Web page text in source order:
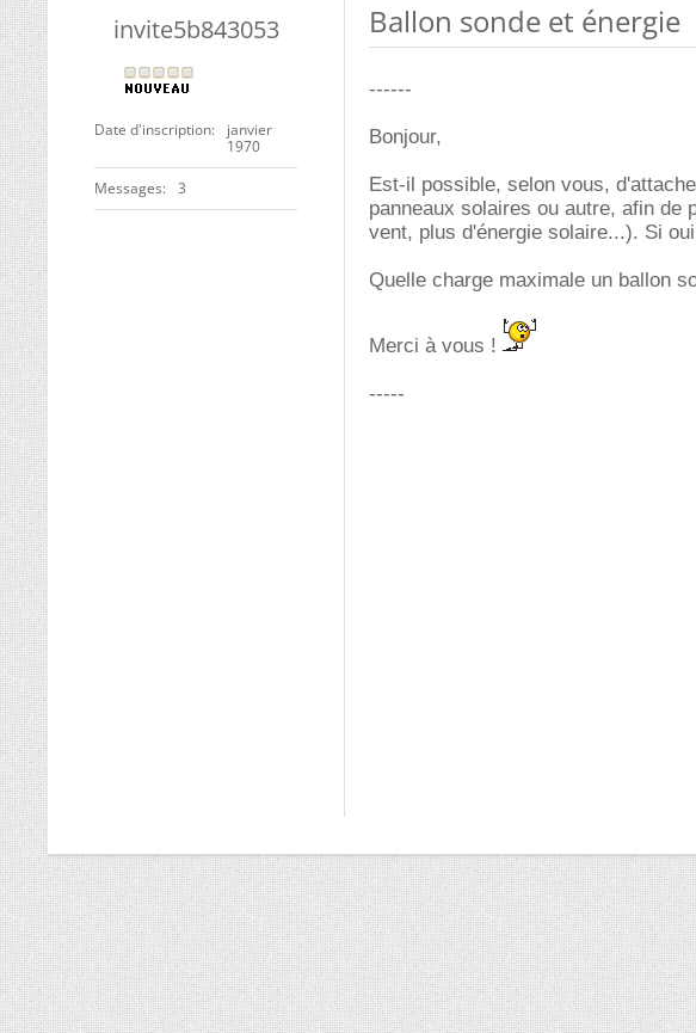
invite5b843053
Date d'inscription
janvier
1970
Messages 3
Ballon sonde et énergie
------
Bonjour,
Est-il possible, selon vous,
panneaux solaires ou autre, afin de
vent, plus d'énergie solaire...). Si
Quelle charge maximale un ballon
Merci à vous !
-----